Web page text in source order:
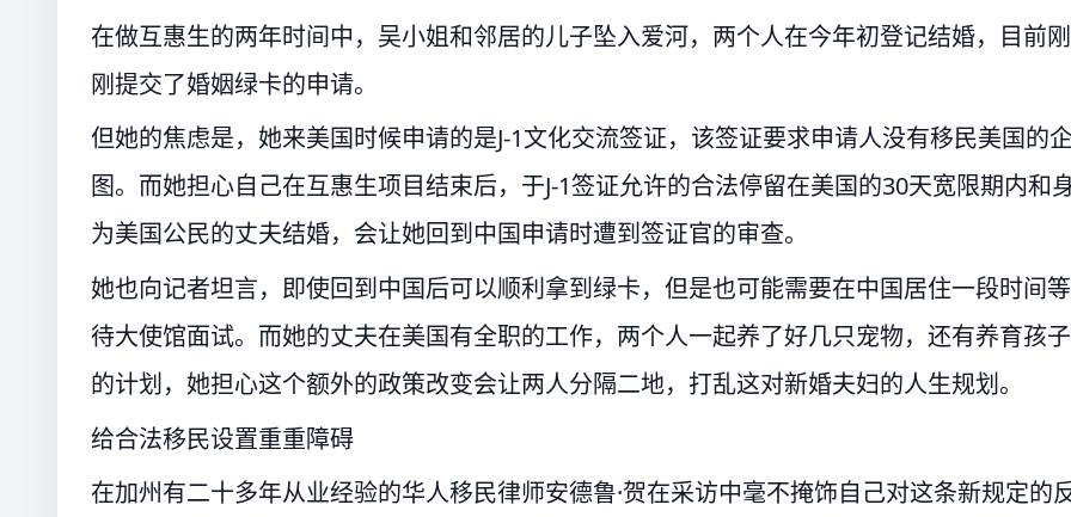
在做互惠生的两年时间中，吴小姐和邻居的儿子坠入爱河，两个人在今年初登记结婚，目前刚
刚提交了婚姻绿卡的申请。
但她的焦虑是，她来美国时候申请的是J-1文化交流签证，该签证要求申请人没有移民美国的
图。而她担心自己在互惠生项目结束后，于J-1签证允许的合法停留在美国的30天宽限期内和
为美国公民的丈夫结婚，会让她回到中国申请时遭到签证官的审查。
她也向记者坦言，即使回到中国后可以顺利拿到绿卡，但是也可能需要在中国居住一段时间等
待大使馆面试。而她的丈夫在美国有全职的工作，两个人一起养了好几只宠物，还有养育孩子
的计划，她担心这个额外的政策改变会让两人分隔二地，打乱这对新婚夫妇的人生规划。
给合法移民设置重重障碍
在加州有二十多年从业经验的华人移民律师安德鲁·贺在采访中毫不掩饰自己对这条新规定的